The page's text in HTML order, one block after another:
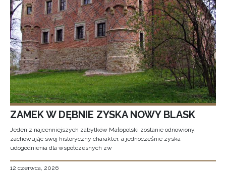
ZAMEK W DĘBNIE ZYSKA NOWY BLASK
Jeden z najcenniejszych zabytków Małopolski zostanie odnowiony,
zachowując swój historyczny charakter, a jednocześnie zyska
udogodnienia dla współczesnych zw
12 czerwca, 2026